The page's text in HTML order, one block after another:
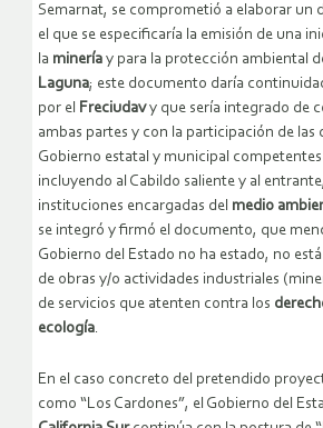
Semarnat, se comprometió a elaborar un
el que se especificaría la emisión de una
la minería y para la protección ambiental
Laguna; este documento daría
por el Freciudavy que sería integrado de
ambas partes y con la participación de las
Gobierno estatal y municipal competentes
incluyendo al Cabildo saliente y al
instituciones encargadas del medio
se integró y firmó el documento, que
Gobierno del Estado no ha estado, no
de obras y/o actividades industriales
de servicios que atenten contra los
ecología.
En el caso concreto del pretendido
como “Los Cardones”, el Gobierno del